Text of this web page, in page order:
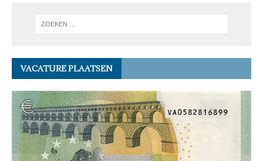
VACATURE PLAATSEN